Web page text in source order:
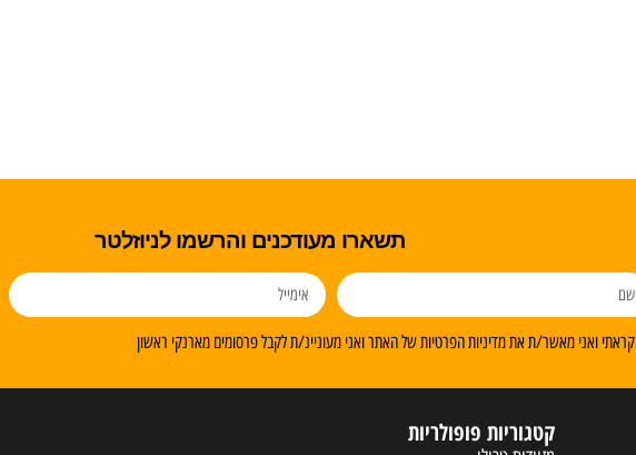
תשארו מעודכנים והרשמו לניוזלטר
קראתי ואני מאשר/ת את מדיניות הפרטיות של האתר ואני מעוניינ/ת לקבל פרסומים מארנקי ראשון
קטגוריות פופולריות